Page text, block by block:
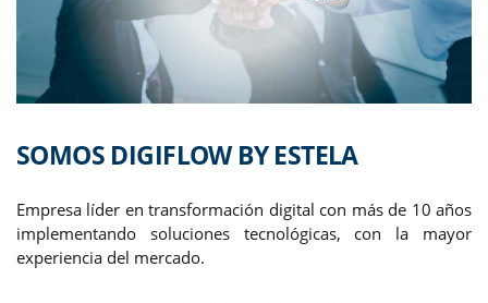
SOMOS DIGIFLOW BY ESTELA
Empresa líder en transformación digital con más de 10 años
implementando soluciones tecnológicas, con la mayor
experiencia del mercado.